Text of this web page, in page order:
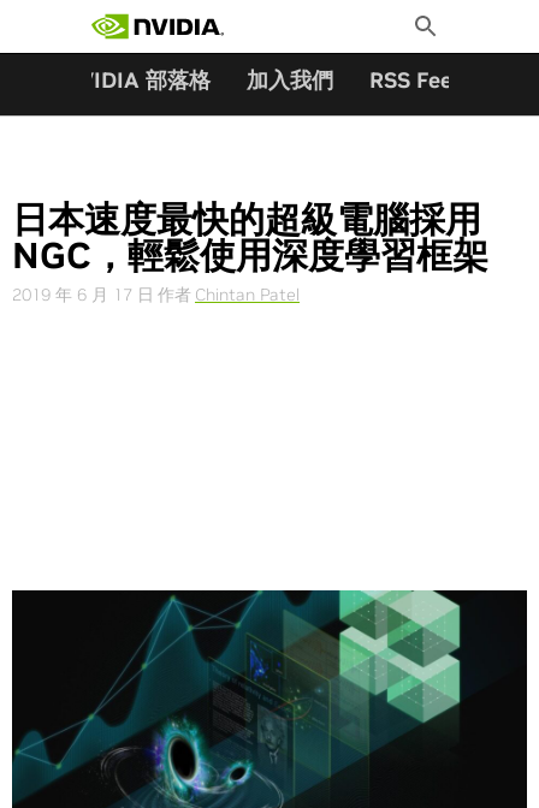
Toggle
Search
NVIDIA 部落格 加入我們 RSS Feeds
日本速度最快的超級電腦採用
NGC，輕鬆使用深度學習框架
2019 年 6 月 17 日 作者 Chintan Patel